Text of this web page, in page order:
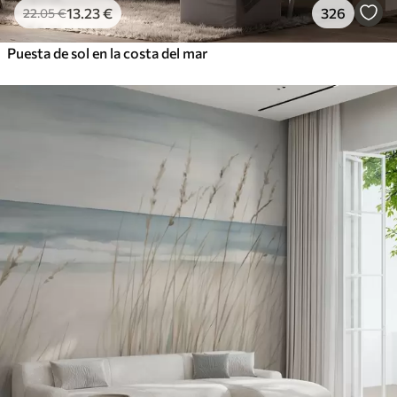
22.05€13.23€ 326
Puesta de sol en la costa del mar